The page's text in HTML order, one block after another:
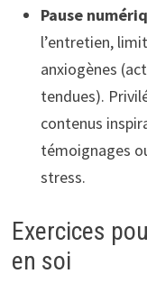
Pause
l’entretien,
anxiogènes
tendues).
contenus
témoignages
stress.
Exercices
en soi